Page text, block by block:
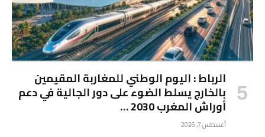
الرباط : اليوم الوطني للمغاربة المقيمين
بالخارج يسلط الضوء على دور الجالية في دعم
أوراش المغرب 2030 …
أغسطس 7, 2026